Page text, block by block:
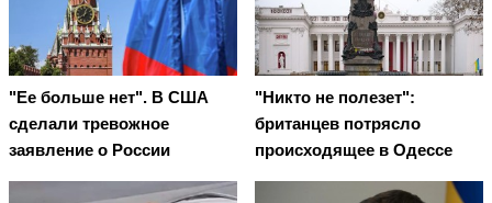
"Ее больше нет". В США
сделали тревожное
заявление о России
"Никто не полезет":
британцев потрясло
происходящее в Одессе